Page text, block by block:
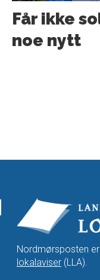
Får ikke
noe nytt
Nordmørsposten
lokalaviser(LLA).